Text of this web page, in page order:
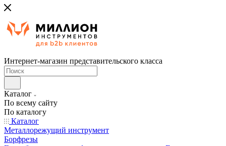
Интернет-магазин представительского класса
Каталог
По всему сайту
По каталогу
Каталог
Металлорежущий инструмент
Борфрезы